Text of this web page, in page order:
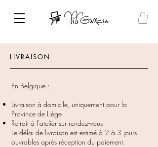
LIVRAISON
En Belgique :
Livraison à domicile, uniquement pour la
Province de Liège
Retrait à l'atelier sur rendez-vous
Le délai de livraison est estimé à 2 à 3 jours
ouvrables après réception du paiement.